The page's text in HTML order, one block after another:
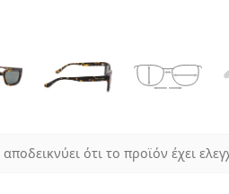
ότι το προϊόν έχει